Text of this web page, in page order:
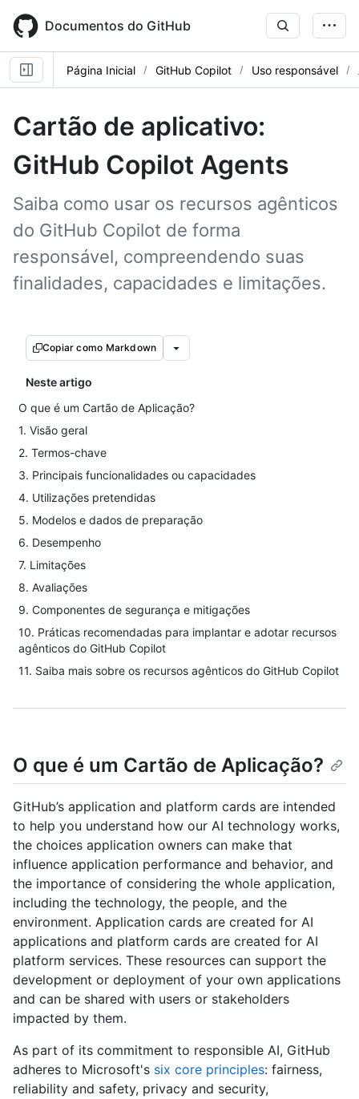
main
content
Documentos do GitHub
Página Inicial GitHub Copilot Uso responsável
Cartão de aplicativo:
GitHub Copilot Agents
Saiba como usar os recursos agênticos
do GitHub Copilot de forma
responsável, compreendendo suas
finalidades, capacidades e limitações.
Copiar como Markdown
Neste artigo
O que é um Cartão de Aplicação?
1. Visão geral
2. Termos-chave
3. Principais funcionalidades ou capacidades
4. Utilizações pretendidas
5. Modelos e dados de preparação
6. Desempenho
7. Limitações
8. Avaliações
9. Componentes de segurança e mitigações
10. Práticas recomendadas para implantar e adotar recursos
agênticos do GitHub Copilot
11. Saiba mais sobre os recursos agênticos do GitHub Copilot
O que é um Cartão de Aplicação?
GitHub’s application and platform cards are intended
to help you understand how our AI technology works,
the choices application owners can make that
influence application performance and behavior, and
the importance of considering the whole application,
including the technology, the people, and the
environment. Application cards are created for AI
applications and platform cards are created for AI
platform services. These resources can support the
development or deployment of your own applications
and can be shared with users or stakeholders
impacted by them.
As part of its commitment to responsible AI, GitHub
adheres to Microsoft's six core principles: fairness,
reliability and safety, privacy and security,